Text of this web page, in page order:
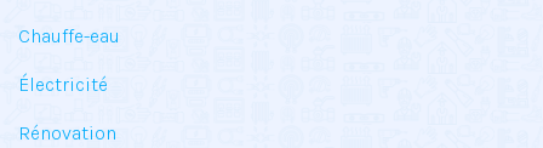
Chauffe-eau
Électricité
Rénovation